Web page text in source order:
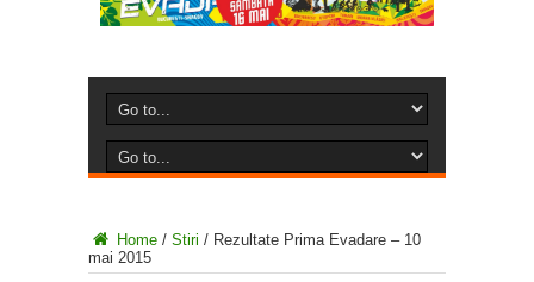
Home / Stiri / Rezultate Prima Evadare – 10
mai 2015